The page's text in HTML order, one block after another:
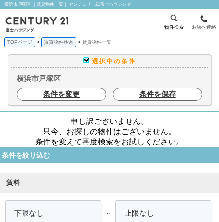
横浜市戸塚区 ｜賃貸物件一覧｜ センチュリー21富士ハウジング
物件検索 お店へ連絡
TOPページ 賃貸物件検索 賃貸物件一覧
選択中の条件
横浜市戸塚区
条件を変更
条件を保存
申し訳ございません。
只今、お探しの物件はございません。
条件を変えて再度検索をお試しください。
条件を絞り込む
賃料
～